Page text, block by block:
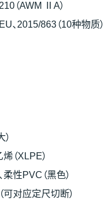
（AWM ⅡA）
、2015/863（10种物质）
（XLPE）
柔性PVC（黑色）
可对应定尺切断）